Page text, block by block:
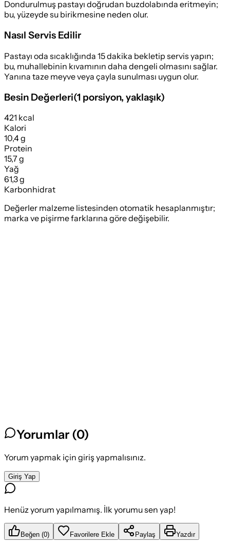
Dondurulmuş pastayı doğrudan buzdolabında eritmeyin;
bu, yüzeyde su birikmesine neden olur.
Nasıl Servis Edilir
Pastayı oda sıcaklığında 15 dakika bekletip servis yapın;
bu, muhallebinin kıvamının daha dengeli olmasını sağlar.
Yanına taze meyve veya çayla sunulması uygun olur.
Besin Değerleri(1 porsiyon, yaklaşık)
421 kcal
Kalori
10,4 g
Protein
15,7 g
Yağ
61,3 g
Karbonhidrat
Değerler malzeme listesinden otomatik hesaplanmıştır;
marka ve pişirme farklarına göre değişebilir.
Yorumlar (0)
Yorum yapmak için giriş yapmalısınız.
Giriş Yap
Henüz yorum yapılmamış. İlk yorumu sen yap!
Beğen (0) Favorilere Ekle Paylaş Yazdır